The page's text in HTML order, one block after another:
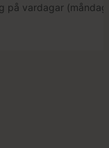
på vardagar